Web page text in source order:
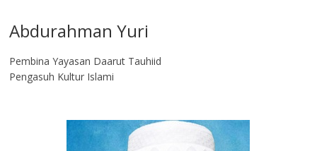
Abdurahman Yuri
Pembina Yayasan Daarut Tauhiid
Pengasuh Kultur Islami